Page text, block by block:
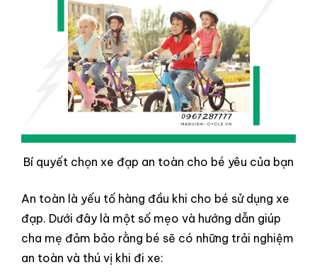
Bí quyết chọn xe đạp an toàn cho bé yêu của bạn
An toàn là yếu tố hàng đầu khi cho bé sử dụng xe
đạp. Dưới đây là một số mẹo và hướng dẫn giúp
cha mẹ đảm bảo rằng bé sẽ có những trải nghiệm
an toàn và thú vị khi đi xe: